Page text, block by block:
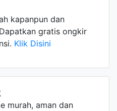
kapanpun dan
gratis ongkir
Klik Disini
murah, aman dan